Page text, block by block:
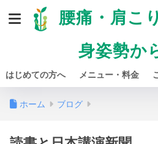
腰痛・肩こ
身姿勢か
はじめての方へ メニュー・料金
ホーム ブログ